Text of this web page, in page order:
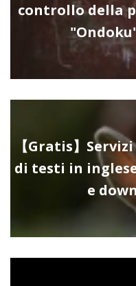
controllo della
【Gratis】
di testi in
e